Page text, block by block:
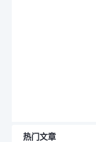
热门文章